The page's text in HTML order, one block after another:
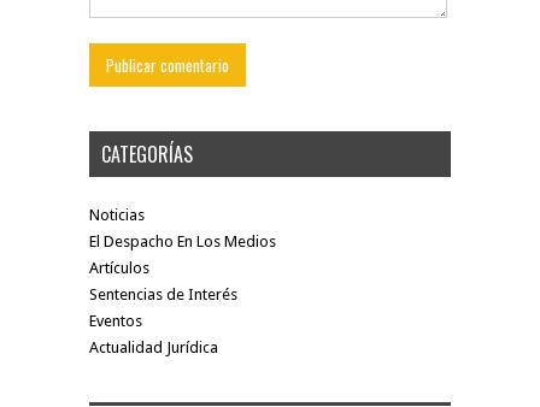
CATEGORÍAS
Noticias
El Despacho En Los Medios
Artículos
Sentencias de Interés
Eventos
Actualidad Jurídica